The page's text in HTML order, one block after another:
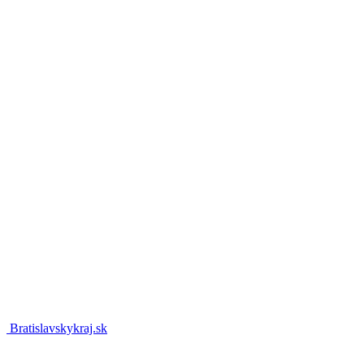
Bratislavskykraj.sk